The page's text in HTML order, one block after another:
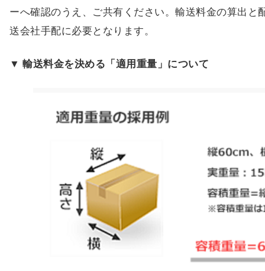
ーへ確認のうえ、ご共有ください。輸送料金の算出と
送会社手配に必要となります。
▼ 輸送料金を決める「適用重量」について